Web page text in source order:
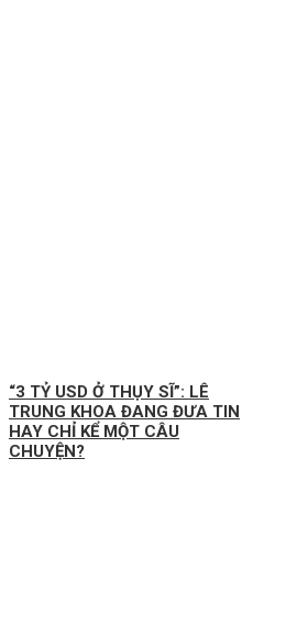
“3 TỶ USD Ở THỤY SĨ”: LÊ
TRUNG KHOA ĐANG ĐƯA TIN
HAY CHỈ KỂ MỘT CÂU
CHUYỆN?